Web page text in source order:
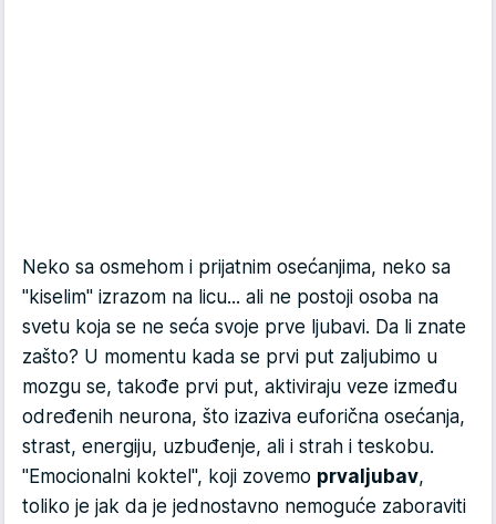
Neko sa osmehom i prijatnim osećanjima, neko sa
"kiselim" izrazom na licu... ali ne postoji osoba na
svetu koja se ne seća svoje prve ljubavi. Da li znate
zašto? U momentu kada se prvi put zaljubimo u
mozgu se, takođe prvi put, aktiviraju veze između
određenih neurona, što izaziva euforična osećanja,
strast, energiju, uzbuđenje, ali i strah i teskobu.
"Emocionalni koktel", koji zovemo prva ljubav,
toliko je jak da je jednostavno nemoguće zaboraviti